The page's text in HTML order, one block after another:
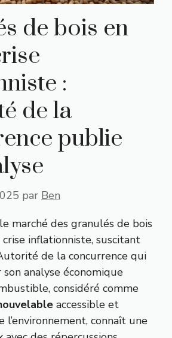
de bois en
:
de la
publie
par Ben
marché des granulés de bois
inflationniste, suscitant
de la concurrence qui
analyse économique
considéré comme
accessible et
l’environnement, connaît une